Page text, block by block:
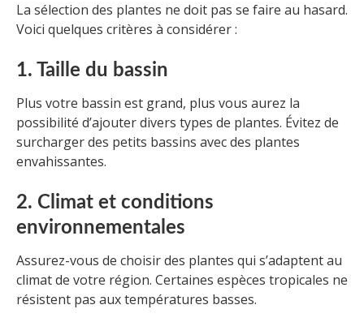
La sélection des plantes ne doit pas se faire au hasard.
Voici quelques critères à considérer :
1. Taille du bassin
Plus votre bassin est grand, plus vous aurez la
possibilité d’ajouter divers types de plantes. Évitez de
surcharger des petits bassins avec des plantes
envahissantes.
2. Climat et conditions
environnementales
Assurez-vous de choisir des plantes qui s’adaptent au
climat de votre région. Certaines espèces tropicales ne
résistent pas aux températures basses.